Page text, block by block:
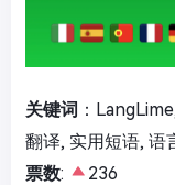
关键词 ：
翻译, 实用短语, 语
票数:
236